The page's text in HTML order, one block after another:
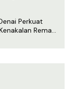
Perkuat
Remaja